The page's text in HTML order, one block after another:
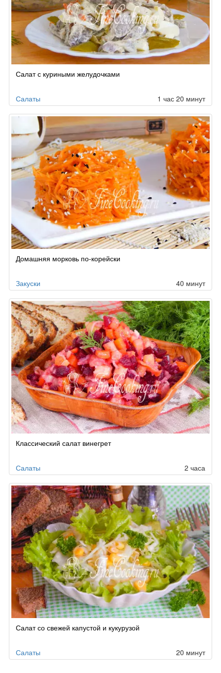
Салат с куриными желудочками
Салаты 1 час 20 минут
Домашняя морковь по-корейски
Закуски 40 минут
Классический салат винегрет
Салаты 2 часа
Салат со свежей капустой и кукурузой
Салаты 20 минут